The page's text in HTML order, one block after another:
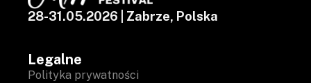
28-31.05.2026 | Zabrze, Polska
Legalne
Polityka prywatności